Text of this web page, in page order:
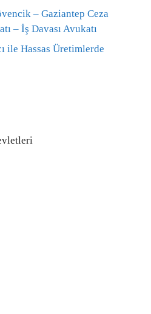
– Gaziantep Ceza
– İş Davası Avukatı
ile Hassas Üretimlerde